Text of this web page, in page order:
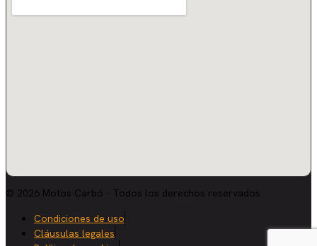
© 2026 Motos Carbó · Todos los derechos reservados
Condiciones de uso
Cláusulas legales